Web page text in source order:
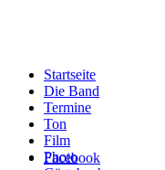
Facebook
Startseite
Die Band
Termine
Ton
Film
Photo